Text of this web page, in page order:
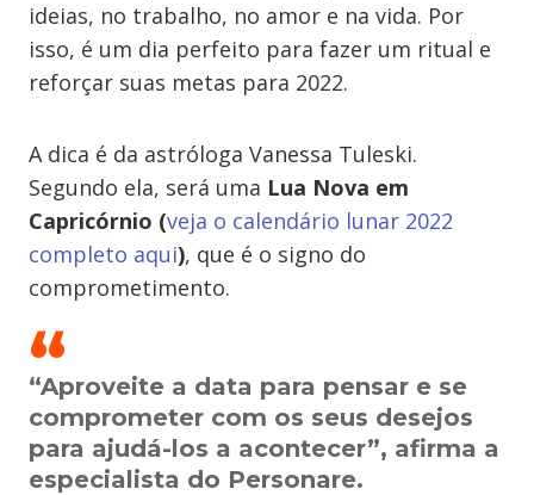
ideias, no trabalho, no amor e na vida. Por
isso, é um dia perfeito para fazer um ritual e
reforçar suas metas para 2022.
A dica é da astróloga Vanessa Tuleski.
Segundo ela, será uma Lua Nova em
Capricórnio (veja o calendário lunar 2022
completo aqui), que é o signo do
comprometimento.
“Aproveite a data para pensar e se
comprometer com os seus desejos
para ajudá-los a acontecer”, afirma a
especialista do Personare.